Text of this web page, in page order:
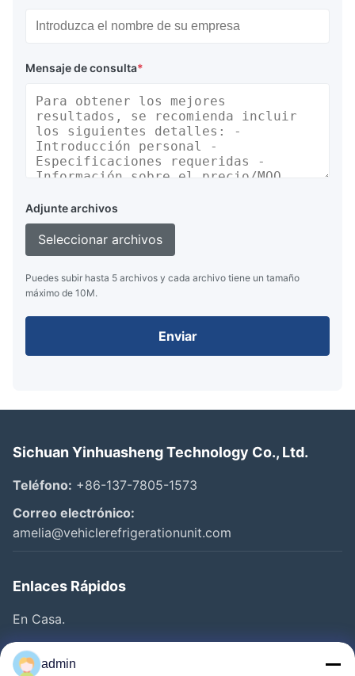
Mensaje de consulta*
Adjunte archivos
Seleccionar archivos
Puedes subir hasta 5 archivos y cada archivo tiene un tamaño
máximo de 10M.
Enviar
Sichuan Yinhuasheng Technology Co., Ltd.
Teléfono: +86-137-7805-1573
Correo electrónico:
amelia@vehiclerefrigerationunit.com
Enlaces Rápidos
En Casa.
Productos
admin